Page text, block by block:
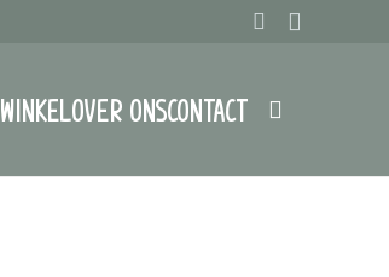
WINKELOVER ONSCONTACT